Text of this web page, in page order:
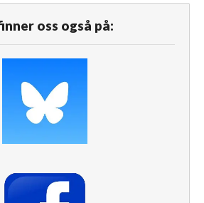
oss også på: